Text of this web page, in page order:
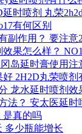
时喷剂 丸荣
有何区别
副作用？ 要注
果怎么样？
岛延时膏使用注
2H2D丸荣喷剂
龙水延时喷剂效
法？ 安太医延时
真的吗
多少瓶能增长